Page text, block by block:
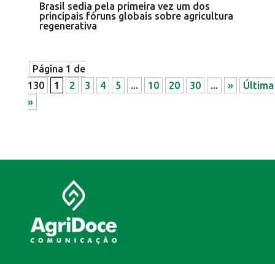
Brasil sedia pela primeira vez um dos
principais fóruns globais sobre agricultura
regenerativa
Página 1 de
130
1 2 3 4 5 ... 10 20 30 ... »
Última
»